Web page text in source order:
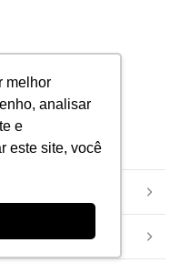
melhor
analisar
e
este site, você